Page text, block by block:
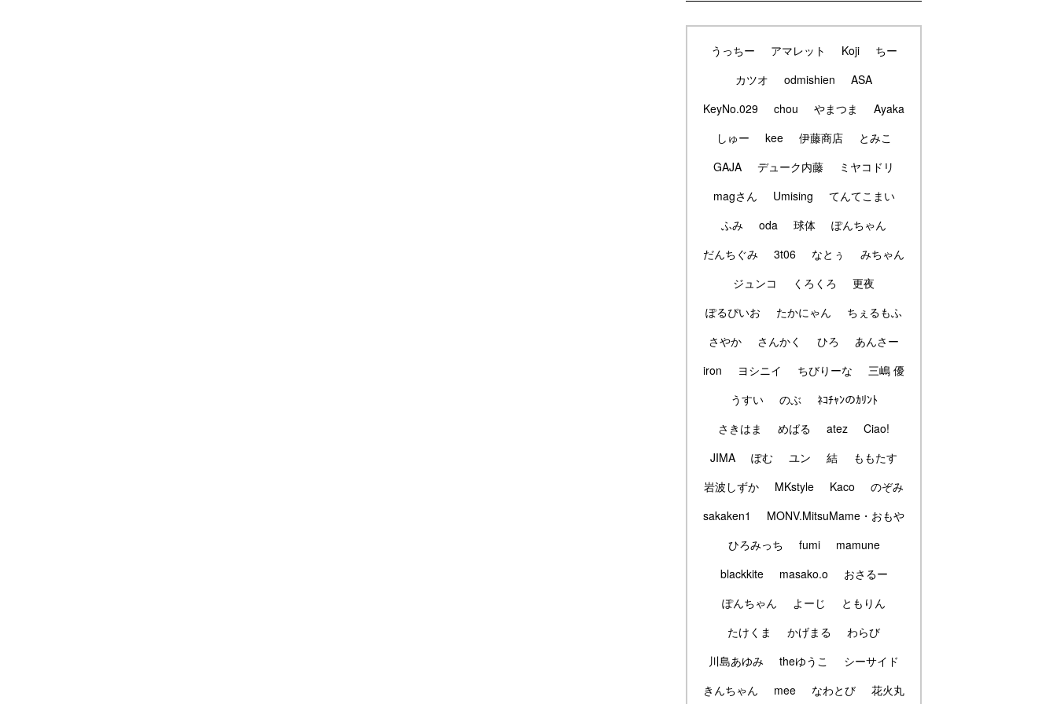
うっちー アマレット Koji
ちー
カツオ
odmishien
ASA
KeyNo.029
chou やまつま
Ayaka
しゅー
kee 伊藤商店
とみこ
GAJA
デューク内藤
ミヤコドリ
magさん
Umising
てんてこまい
ふみ
oda 球体
ぽんちゃん
だんちぐみ
3t06 なとぅ
みちゃん
ジュンコ
くろくろ
更夜
ぽるぴいお
たかにゃん
ちぇるもふ
さやか
さんかく ひろ
あんさー
iron
ヨシニイ ちびりーな
三嶋 優
うすい
のぶ
ﾈｺﾁｬﾝのｶﾘﾝﾄ
さきはま
めばる atez
Ciao!
JIMA
ぽむ ユン 結
ももたす
岩波しずか
MKstyle Kaco
のぞみ
sakaken1
MONV.MitsuMame・おもや
ひろみっち
fumi
mamune
blackkite
masako.o
おさるー
ぽんちゃん
よーじ
ともりん
たけくま
かげまる
わらび
川島あゆみ
theゆうこ
シーサイド
きんちゃん
mee なわとび 花火丸